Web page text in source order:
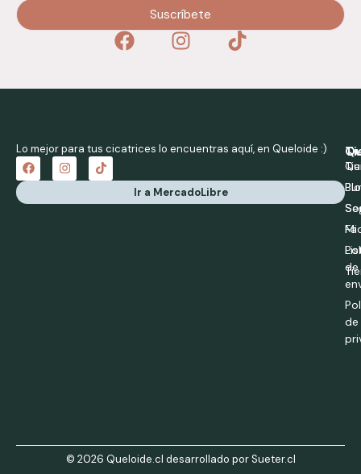
Suscríbete
Lo mejor para tus cicatrices lo encuentras aquí, en Queloide :)
Ir a MercadoLibre
de
de
Mi
© 2026 Queloide.cl desarrollado por Sueter.cl